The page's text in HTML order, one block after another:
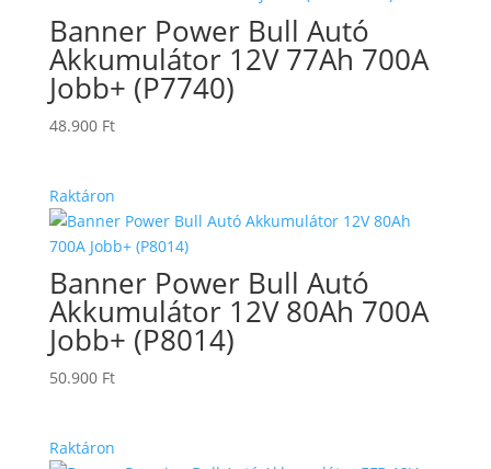
Banner Power Bull Autó
Akkumulátor 12V 77Ah 700A
Jobb+ (P7740)
48.900 Ft
Raktáron
Banner Power Bull Autó
Akkumulátor 12V 80Ah 700A
Jobb+ (P8014)
50.900 Ft
Raktáron